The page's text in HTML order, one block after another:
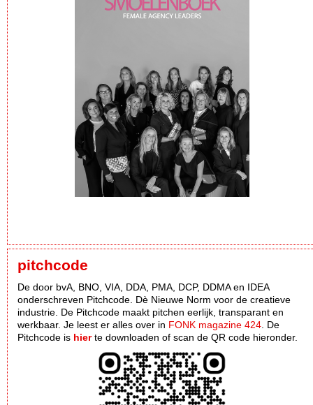
pitchcode
De door bvA, BNO, VIA, DDA, PMA, DCP, DDMA en IDEA
onderschreven Pitchcode. Dè Nieuwe Norm voor de creatieve
industrie. De Pitchcode maakt pitchen eerlijk, transparant en
werkbaar. Je leest er alles over in FONK magazine 424 . De
Pitchcode is hierte downloaden of scan de QR code hieronder.